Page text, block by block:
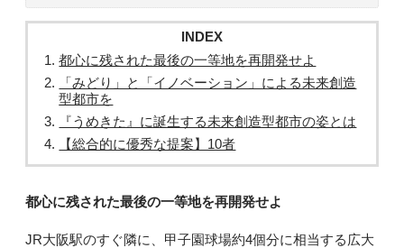
INDEX
都心に残された最後の一等地を再開発せよ
「みどり」と「イノベーション」による未来創造
型都市を
『うめきた』に誕生する未来創造型都市の姿とは
【総合的に優秀な提案】10者
都心に残された最後の一等地を再開発せよ
JR大阪駅のすぐ隣に、甲子園球場約4個分に相当する広大